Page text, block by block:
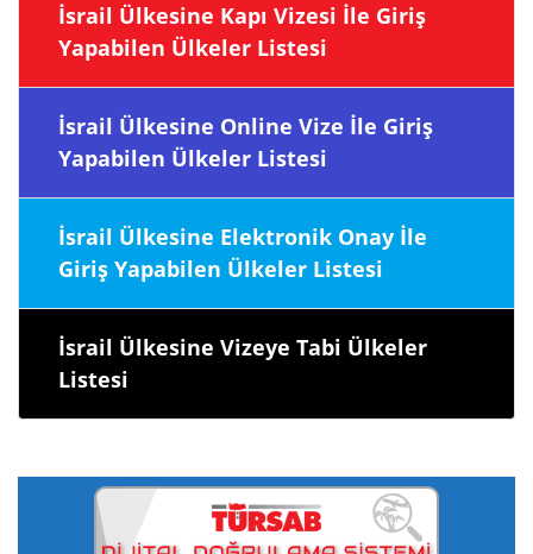
İsrail Ülkesine Kapı Vizesi İle Giriş
Yapabilen Ülkeler Listesi
İsrail Ülkesine Online Vize İle Giriş
Yapabilen Ülkeler Listesi
İsrail Ülkesine Elektronik Onay İle
Giriş Yapabilen Ülkeler Listesi
İsrail Ülkesine Vizeye Tabi Ülkeler
Listesi